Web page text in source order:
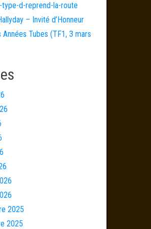
type-d-reprend-la-route
– Invité d’Honneur
Années Tubes (TF1, 3 mars
2025
2025